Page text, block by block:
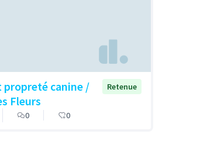
propreté canine /
Fleurs
Retenue
0 0